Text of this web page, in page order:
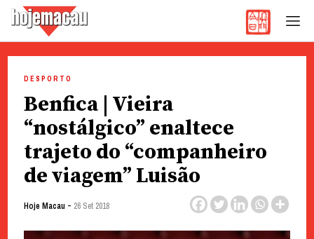
content
DESPORTO
Benfica | Vieira
“nostálgico” enaltece
trajeto do “companheiro
de viagem” Luisão
Hoje Macau - 26 Set 2018